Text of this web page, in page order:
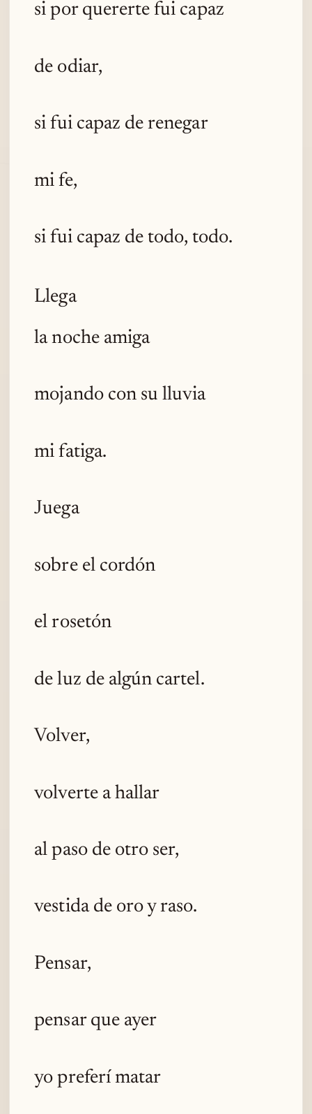
si por quererte fui capaz
de odiar,
si fui capaz de renegar
mi fe,
si fui capaz de todo, todo.
Llega
la noche amiga
mojando con su lluvia
mi fatiga.
Juega
sobre el cordón
el rosetón
de luz de algún cartel.
Volver,
volverte a hallar
al paso de otro ser,
vestida de oro y raso.
Pensar,
pensar que ayer
yo preferí matar